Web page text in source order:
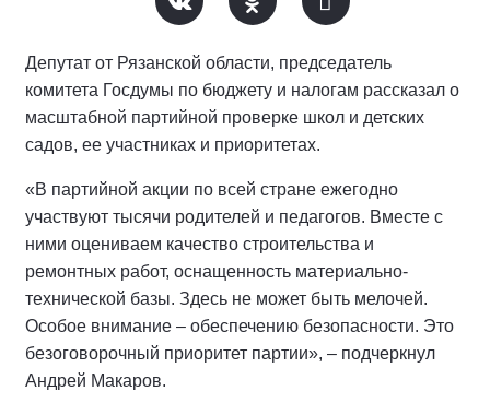
Депутат от Рязанской области, председатель
комитета Госдумы по бюджету и налогам рассказал о
масштабной партийной проверке школ и детских
садов, ее участниках и приоритетах.
«В партийной акции по всей стране ежегодно
участвуют тысячи родителей и педагогов. Вместе с
ними оцениваем качество строительства и
ремонтных работ, оснащенность материально-
технической базы. Здесь не может быть мелочей.
Особое внимание – обеспечению безопасности. Это
безоговорочный приоритет партии», – подчеркнул
Андрей Макаров.